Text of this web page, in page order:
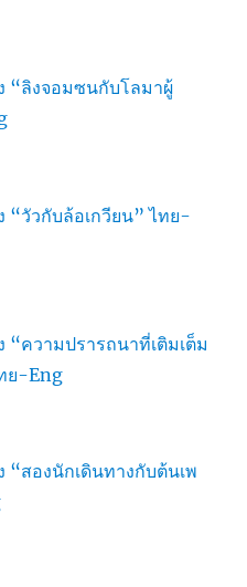
“ลิงจอมซนกับโลมาผู้
“วัวกับล้อเกวียน” ไทย-
“ความปรารถนาที่เติมเต็ม
ย-Eng
“สองนักเดินทางกับต้นเพ